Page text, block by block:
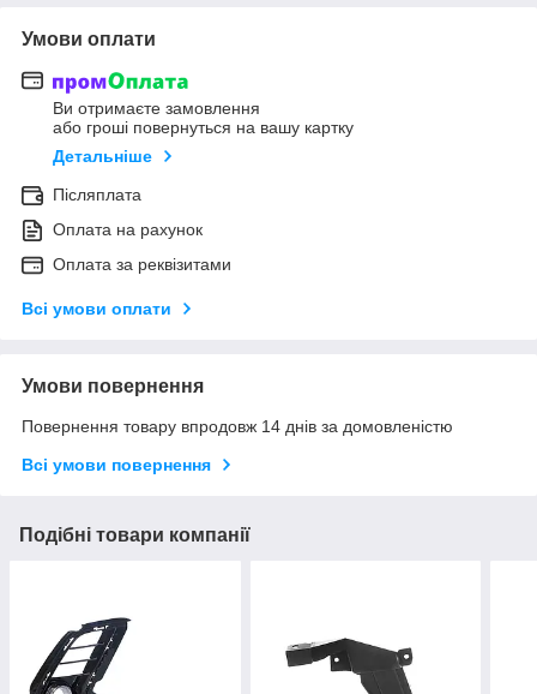
Умови оплати
Ви отримаєте замовлення
або гроші повернуться на вашу картку
Детальніше
Післяплата
Оплата на рахунок
Оплата за реквізитами
Всі умови оплати
Умови повернення
Повернення товару впродовж 14 днів за домовленістю
Всі умови повернення
Подібні товари компанії